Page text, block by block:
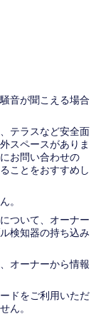
音が聞こえる場合
テラスなど安全面
スペースがありま
お問い合わせの
ことをおすすめし
。
ついて、オーナー
検知器の持ち込み
オーナーから情報
ドをご利用いただ
ん。